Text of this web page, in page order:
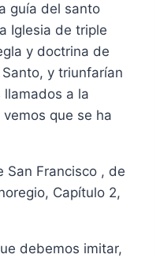
guía del santo
Iglesia de triple
y doctrina de
y triunfarían
llamados a la
que se ha
San Francisco , de
Capítulo 2,
debemos imitar,